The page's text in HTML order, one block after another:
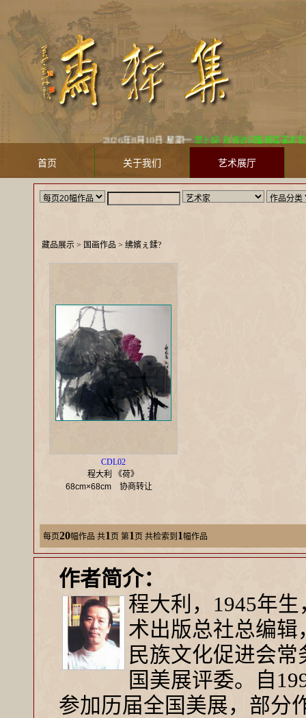
2026年8月10日 星期一 早上好! 欢迎访问集粹斋美术
首页 关于我们 艺术展厅
藏品展示 > 国画作品 > 绋嬪ぇ鍒?
CDL02
程大利 《荷》
68cm×68cm 协商转让
每页20幅作品 共1 页 第1 页 共检索到 1幅作品
作者简介：
程大利，1945年
术出版总社总编
民族文化促进会
国美展评委。自
参加历届全国美展，部分